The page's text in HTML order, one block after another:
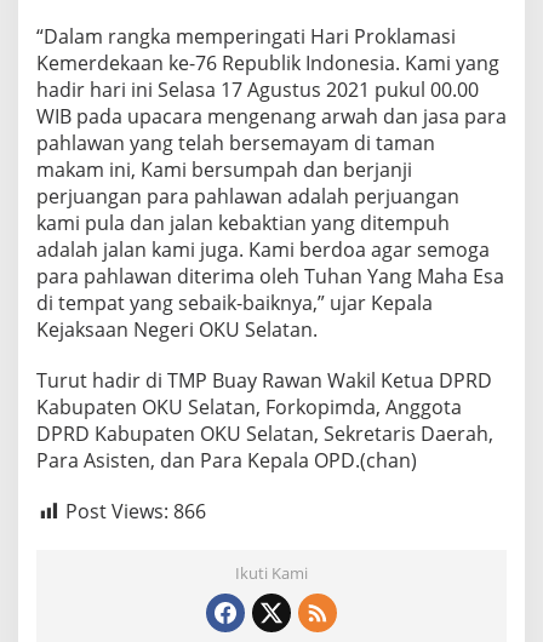
A
N
D
A
N
R
E
N
U
N
G
A
N
S
I
D
T
A
R
“Dalam rangka memperingati Hari Proklamasi
Kemerdekaan ke-76 Republik Indonesia. Kami yang
hadir hari ini Selasa 17 Agustus 2021 pukul 00.00
WIB pada upacara mengenang arwah dan jasa para
pahlawan yang telah bersemayam di taman
makam ini, Kami bersumpah dan berjanji
perjuangan para pahlawan adalah perjuangan
kami pula dan jalan kebaktian yang ditempuh
adalah jalan kami juga. Kami berdoa agar semoga
para pahlawan diterima oleh Tuhan Yang Maha Esa
di tempat yang sebaik-baiknya,” ujar Kepala
Kejaksaan Negeri OKU Selatan.
Turut hadir di TMP Buay Rawan Wakil Ketua DPRD
Kabupaten OKU Selatan, Forkopimda, Anggota
DPRD Kabupaten OKU Selatan, Sekretaris Daerah,
Para Asisten, dan Para Kepala OPD.(chan)
Post Views: 866
Ikuti Kami